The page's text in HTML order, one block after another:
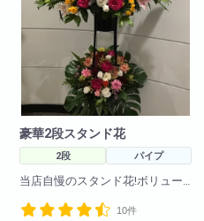
豪華2段スタンド花
2段 パイプ
当店自慢のスタンド花!ボリュー
をふんだんに使って豪華に作ら
10件